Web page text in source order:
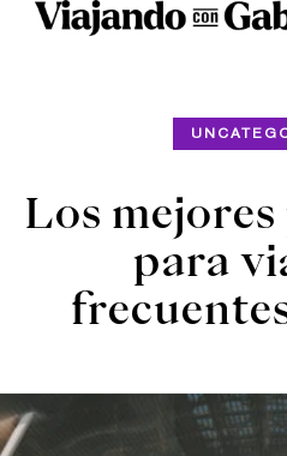
Los
para